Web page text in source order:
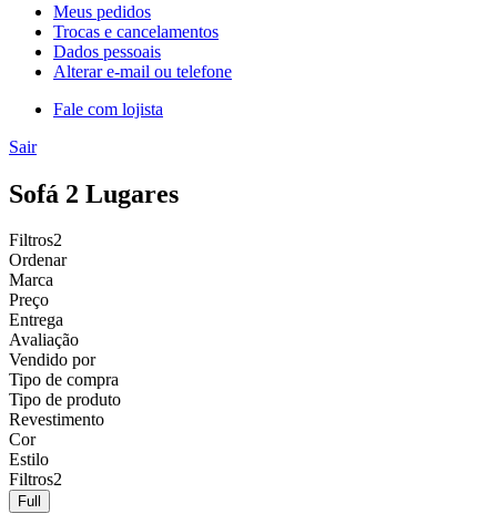
Meus pedidos
Trocas e cancelamentos
Dados pessoais
Alterar e-mail ou telefone
Fale com lojista
Sair
Sofá 2 Lugares
Filtros2
Ordenar
Marca
Preço
Entrega
Avaliação
Vendido por
Tipo de compra
Tipo de produto
Revestimento
Cor
Estilo
Filtros2
Full